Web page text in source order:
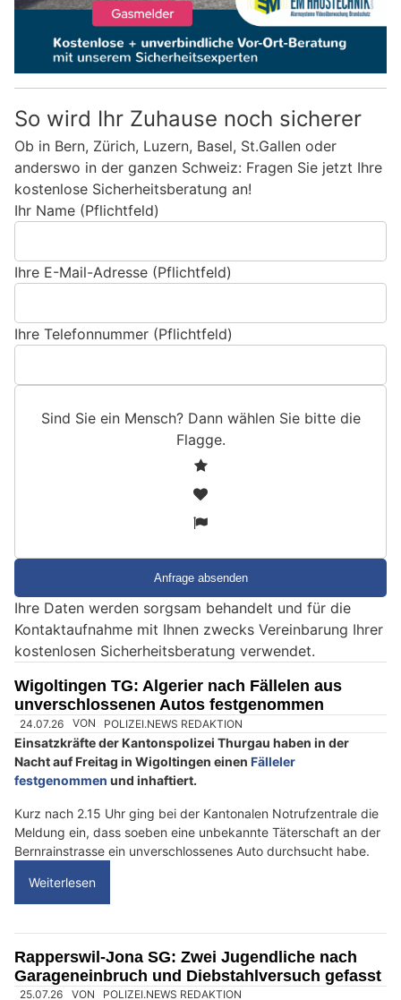
So wird Ihr Zuhause noch sicherer
Ob in Bern, Zürich, Luzern, Basel, St.Gallen oder
anderswo in der ganzen Schweiz: Fragen Sie jetzt Ihre
kostenlose Sicherheitsberatung an!
Ihr Name (Pflichtfeld)
Ihre E-Mail-Adresse (Pflichtfeld)
Ihre Telefonnummer (Pflichtfeld)
Sind Sie ein Mensch? Dann wählen Sie bitte die
Flagge.
e
i
n
M
e
n
s
c
h
D
a
n
ä
h
l
Ihre Daten werden sorgsam behandelt und für die
Kontaktaufnahme mit Ihnen zwecks Vereinbarung Ihrer
kostenlosen Sicherheitsberatung verwendet.
Wigoltingen TG: Algerier nach Fällelen aus
unverschlossenen Autos festgenommen
24.07.26 VON POLIZEI.NEWS REDAKTION
Einsatzkräfte der Kantonspolizei Thurgau haben in der